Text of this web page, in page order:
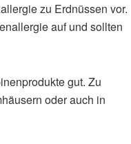
zu Erdnüssen vor.
auf und sollten
gut. Zu
oder auch in